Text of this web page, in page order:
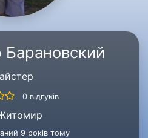
Барановский
0 відгуків
9 років тому